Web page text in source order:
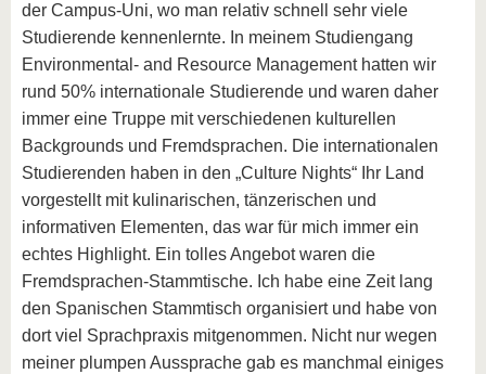
der Campus-Uni, wo man relativ schnell sehr viele
Studierende kennenlernte. In meinem Studiengang
Environmental- and Resource Management hatten wir
rund 50% internationale Studierende und waren daher
immer eine Truppe mit verschiedenen kulturellen
Backgrounds und Fremdsprachen. Die internationalen
Studierenden haben in den „Culture Nights“ Ihr Land
vorgestellt mit kulinarischen, tänzerischen und
informativen Elementen, das war für mich immer ein
echtes Highlight. Ein tolles Angebot waren die
Fremdsprachen-Stammtische. Ich habe eine Zeit lang
den Spanischen Stammtisch organisiert und habe von
dort viel Sprachpraxis mitgenommen. Nicht nur wegen
meiner plumpen Aussprache gab es manchmal einiges